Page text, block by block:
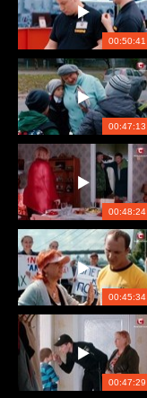
00:50:41
00:47:13
00:48:24
00:45:34
00:47:29